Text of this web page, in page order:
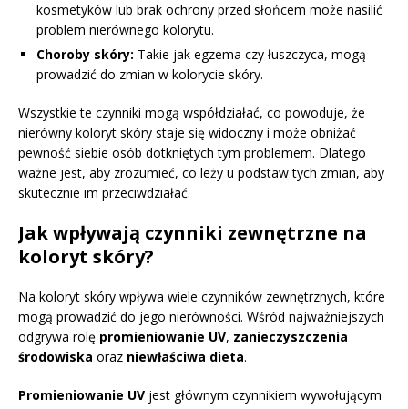
kosmetyków lub brak ochrony przed słońcem może nasilić
problem nierównego kolorytu.
Choroby skóry: Takie jak egzema czy łuszczyca, mogą
prowadzić do zmian w kolorycie skóry.
Wszystkie te czynniki mogą współdziałać, co powoduje, że
nierówny koloryt skóry staje się widoczny i może obniżać
pewność siebie osób dotkniętych tym problemem. Dlatego
ważne jest, aby zrozumieć, co leży u podstaw tych zmian, aby
skutecznie im przeciwdziałać.
Jak wpływają czynniki zewnętrzne na
koloryt skóry?
Na koloryt skóry wpływa wiele czynników zewnętrznych, które
mogą prowadzić do jego nierówności. Wśród najważniejszych
odgrywa rolę promieniowanie UV, zanieczyszczenia
środowiska oraz niewłaściwa dieta.
Promieniowanie UV jest głównym czynnikiem wywołującym